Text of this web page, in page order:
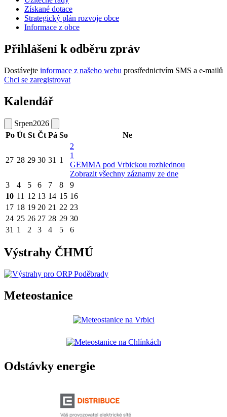
Získané dotace
Strategický plán rozvoje obce
Informace z obce
Přihlášení k odběru zpráv
Dostávejte informace z našeho webu prostřednictvím SMS a e-mailů
Chci se zaregistrovat
Kalendář
Srpen2026
Po Út St Čt Pá So Ne
27 28 29 30 31 1
2
1
GEMMA pod Vrbickou rozhlednou
Zobrazit všechny záznamy ze dne
3
4 5 6 7 8
9
10 11 12 13 14 15 16
17 18 19 20 21 22 23
24 25 26 27 28 29 30
31 1 2 3 4 5 6
Výstrahy ČHMÚ
Meteostanice
Odstávky energie